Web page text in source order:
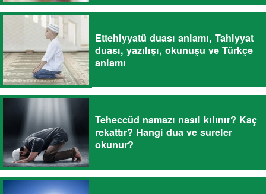
Ettehiyyatü duası anlamı, Tahiyyat
duası, yazılışı, okunuşu ve Türkçe
anlamı
Teheccüd namazı nasıl kılınır? Kaç
rekattır? Hangi dua ve sureler
okunur?